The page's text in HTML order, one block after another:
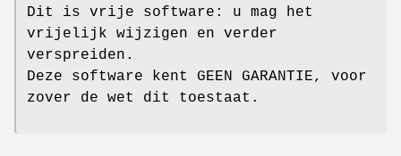
Dit is vrije software: u mag het
vrijelijk wijzigen en verder
verspreiden.
Deze software kent GEEN GARANTIE, voor
zover de wet dit toestaat.